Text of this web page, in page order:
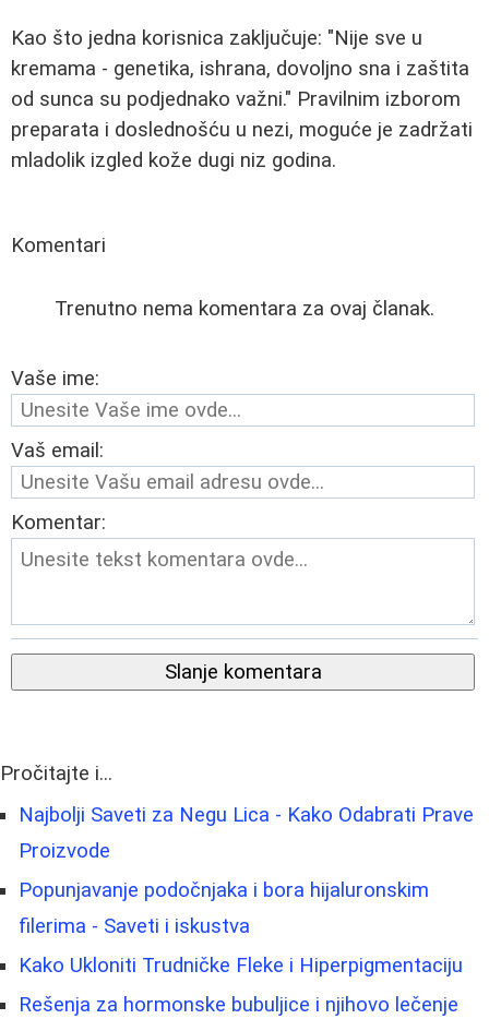
Kao što jedna korisnica zaključuje: "Nije sve u
kremama - genetika, ishrana, dovoljno sna i zaštita
od sunca su podjednako važni." Pravilnim izborom
preparata i doslednošću u nezi, moguće je zadržati
mladolik izgled kože dugi niz godina.
Komentari
Trenutno nema komentara za ovaj članak.
Vaše ime:
Vaš email:
Komentar:
Slanje komentara
Pročitajte i...
Najbolji Saveti za Negu Lica - Kako Odabrati Prave
Proizvode
Popunjavanje podočnjaka i bora hijaluronskim
filerima - Saveti i iskustva
Kako Ukloniti Trudničke Fleke i Hiperpigmentaciju
Rešenja za hormonske bubuljice i njihovo lečenje